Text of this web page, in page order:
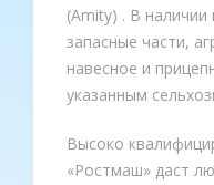
(Amity) . В
запасные части,
навесное и
указанным
Высоко
«Ростмаш» даст